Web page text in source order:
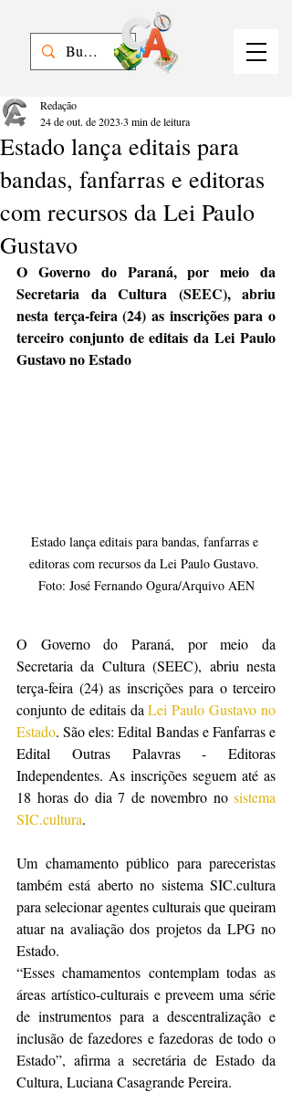
Estado lança editais para
bandas, fanfarras e editoras
com recursos da Lei Paulo
Gustavo
Redação
24 de out. de 2023 3 min de leitura
O Governo do Paraná, por meio da
Secretaria da Cultura (SEEC), abriu
nesta terça-feira (24) as inscrições para o
terceiro conjunto de editais da Lei Paulo
Gustavo no Estado
Estado lança editais para bandas, fanfarras e
editoras com recursos da Lei Paulo Gustavo.
Foto: José Fernando Ogura/Arquivo AEN
O Governo do Paraná, por meio da
Secretaria da Cultura (SEEC), abriu nesta
terça-feira (24) as inscrições para o terceiro
conjunto de editais da Lei Paulo Gustavo no
Estado. São eles: Edital Bandas e Fanfarras e
Edital Outras Palavras - Editoras
Independentes. As inscrições seguem até as
18 horas do dia 7 de novembro no sistema
SIC.cultura.
Um chamamento público para pareceristas
também está aberto no sistema SIC.cultura
para selecionar agentes culturais que queiram
atuar na avaliação dos projetos da LPG no
Estado.
“Esses chamamentos contemplam todas as
áreas artístico-culturais e preveem uma série
de instrumentos para a descentralização e
inclusão de fazedores e fazedoras de todo o
Estado”, afirma a secretária de Estado da
Cultura, Luciana Casagrande Pereira.